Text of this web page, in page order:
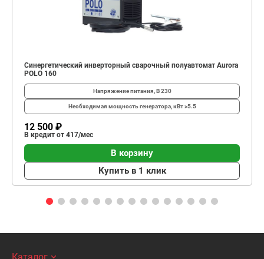
Синергетический инверторный сварочный полуавтомат Aurora
POLO 160
Напряжение питания, В230
Необходимая мощность генератора, кВт>5.5
12 500 ₽
В кредит от 417/мес
В корзину
Купить в 1 клик
Каталог